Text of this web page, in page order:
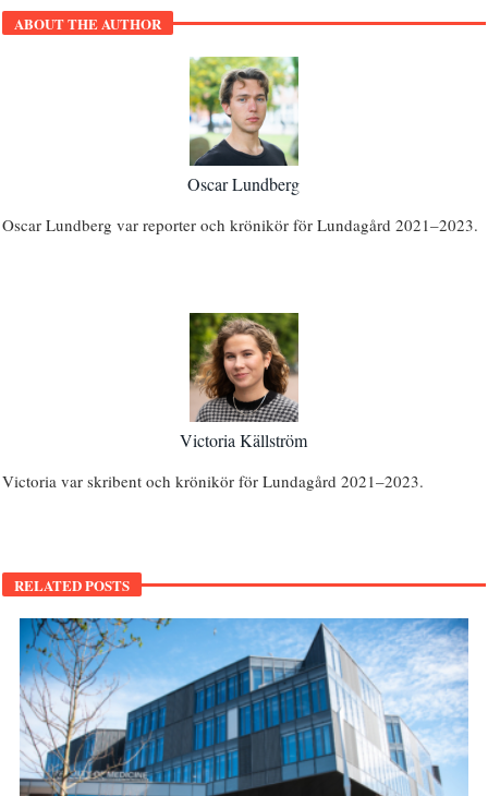
ABOUT THE AUTHOR
Oscar Lundberg
Oscar Lundberg var reporter och krönikör för Lundagård 2021–2023.
Victoria Källström
Victoria var skribent och krönikör för Lundagård 2021–2023.
RELATED POSTS